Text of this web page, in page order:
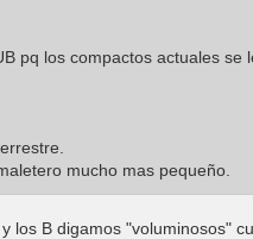
pq los compactos actuales se
mucho mas pequeño.
los B digamos "voluminosos"